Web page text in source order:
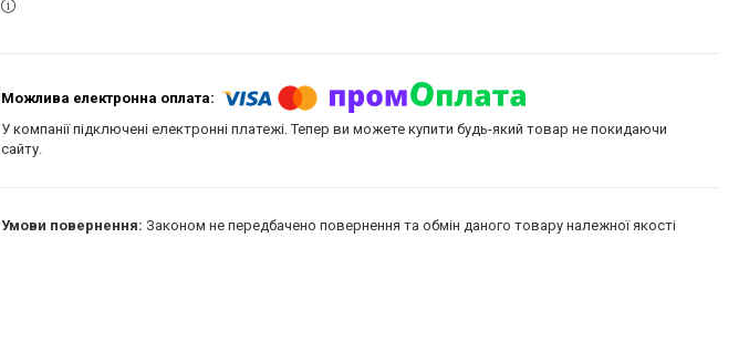
У компанії підключені електронні платежі. Тепер ви можете купити будь-який товар не покидаючи
сайту.
Законом не передбачено повернення та обмін даного товару належної якості